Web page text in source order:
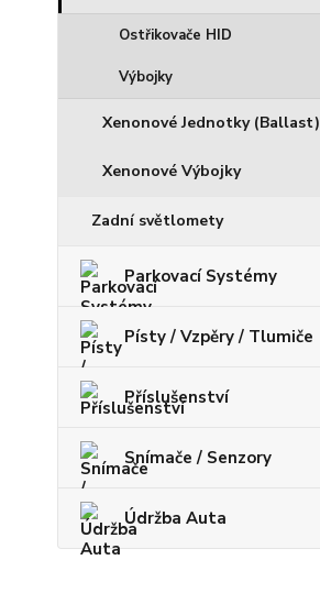
Ostřikovače HID
Výbojky
Xenonové Jednotky (Ballast)
Xenonové Výbojky
Zadní světlomety
Parkovací Systémy
Písty / Vzpěry / Tlumiče
Příslušenství
Snímače / Senzory
Údržba Auta